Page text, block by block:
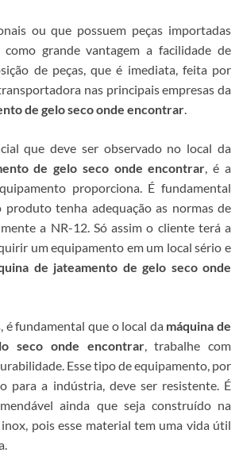
ou que possuem peças importadas
como grande vantagem a facilidade de
de peças, que é imediata, feita por
nas principais empresas da
de gelo seco onde encontrar.
que deve ser observado no local da
de gelo seco onde encontrar, é a
proporciona. É fundamental
tenha adequação as normas de
a NR-12. Só assim o cliente terá a
um equipamento em um local sério e
de jateamento de gelo seco onde
é fundamental que o local da máquina de
seco onde encontrar, trabalhe com
Esse tipo de equipamento, por
para a indústria, deve ser resistente. É
ainda que seja construído na
pois esse material tem uma vida útil